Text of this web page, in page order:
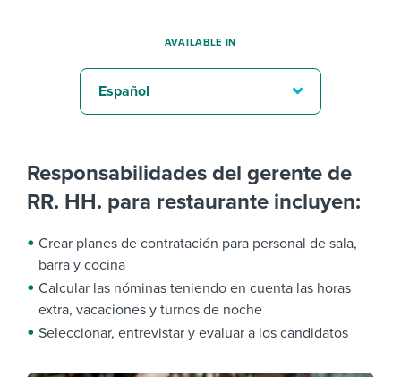
Responsabilidades del gerente de
RR. HH. para restaurante incluyen:
Crear planes de contratación para personal de sala,
barra y cocina
Calcular las nóminas teniendo en cuenta las horas
extra, vacaciones y turnos de noche
Seleccionar, entrevistar y evaluar a los candidatos
AVAILABLE IN
Español